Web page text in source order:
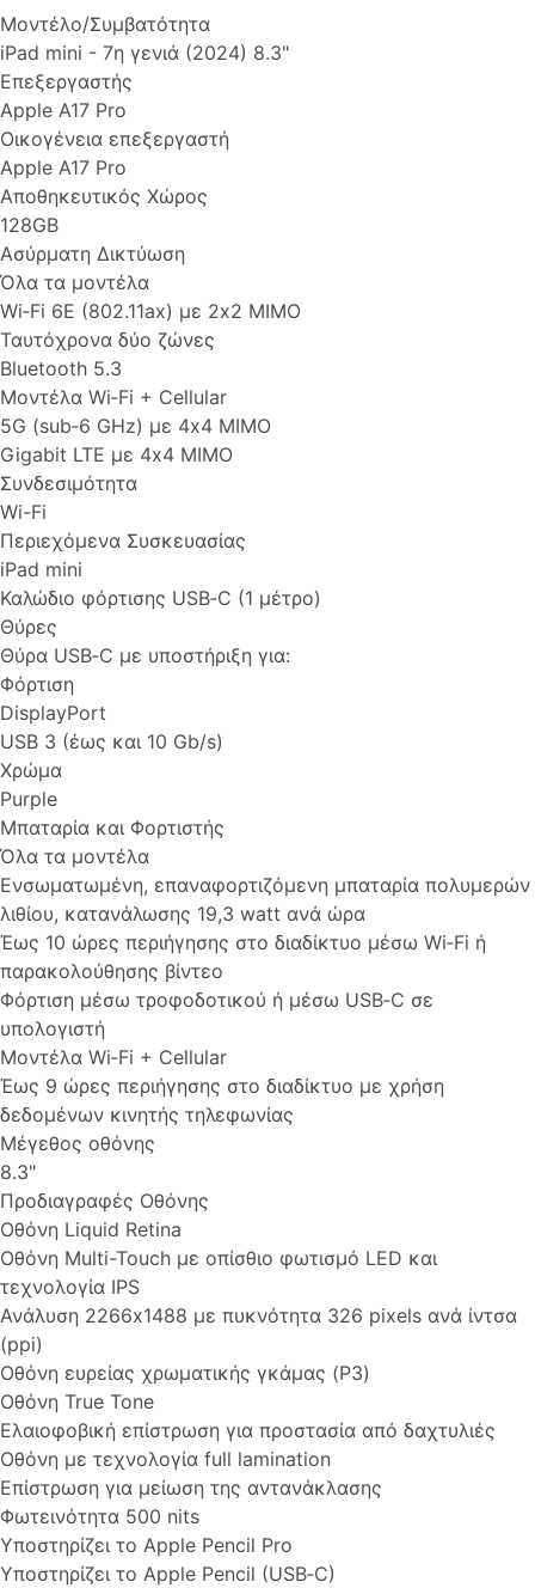
Μοντέλο/Συμβατότητα
iPad mini - 7η γενιά (2024) 8.3"
Επεξεργαστής
Apple A17 Pro
Οικογένεια επεξεργαστή
Apple A17 Pro
Αποθηκευτικός Χώρος
128GB
Ασύρματη Δικτύωση
Όλα τα μοντέλα
Wi‑Fi 6E (802.11ax) με 2x2 MIMO
Ταυτόχρονα δύο ζώνες
Bluetooth 5.3
Μοντέλα Wi‑Fi + Cellular
5G (sub‑6 GHz) με 4x4 MIMO
Gigabit LTE με 4x4 MIMO
Συνδεσιμότητα
Wi-Fi
Περιεχόμενα Συσκευασίας
iPad mini
Καλώδιο φόρτισης USB‑C (1 μέτρο)
Θύρες
Θύρα USB‑C με υποστή­ριξη για:
Φόρτιση
DisplayPort
USB 3 (έως και 10 Gb/s)
Χρώμα
Purple
Μπαταρία και Φορτιστής
Όλα τα μοντέλα
Ενσωμα­τωμένη, επαναφορ­τιζό­μενη μπαταρία πολυμερών
λιθίου, κατανάλωσης 19,3 watt ανά ώρα
Έως 10 ώρες περιήγησης στο διαδίκτυο μέσω Wi‑Fi ή
παρακολού­θησης βίντεο
Φόρτιση μέσω τροφοδοτικού ή μέσω USB‑C σε
υπολογιστή
Μοντέλα Wi‑Fi + Cellular
Έως 9 ώρες περιήγησης στο διαδίκτυο με χρήση
δεδομένων κινητής τηλεφωνίας
Μέγεθος οθόνης
8.3"
Προδιαγραφές Οθόνης
Οθόνη Liquid Retina
Οθόνη Multi-Touch με οπίσθιο φωτισμό LED και
τεχνολογία IPS
Ανάλυση 2266x1488 με πυκνότητα 326 pixels ανά ίντσα
(ppi)
Οθόνη ευρείας χρωματικής γκάμας (P3)
Οθόνη True Tone
Ελαιοφοβική επίστρωση για προστασία από δαχτυλιές
Οθόνη με τεχνολογία full lamination
Επίστρωση για μείωση της αντανάκλασης
Φωτεινότητα 500 nits
Υποστηρίζει το Apple Pencil Pro
Υποστηρίζει το Apple Pencil (USB‑C)